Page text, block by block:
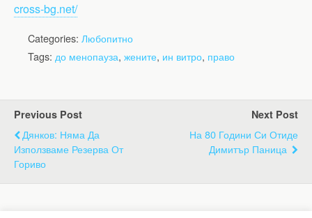
cross-bg.net/
Categories: Любопитно
Tags: до менопауза, жените, ин витро, право
Previous Post
Дянков: Няма Да
Използваме Резерва От
Гориво
Next Post
На 80 Години Си Отиде
Димитър Паница